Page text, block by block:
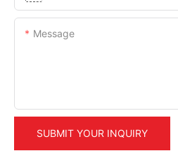
Message
SUBMIT YOUR INQUIRY